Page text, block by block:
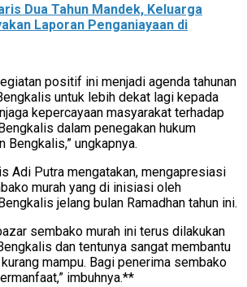
Dua Tahun Mandek, Keluarga
Laporan Penganiayaan di
positif ini menjadi agenda tahunan
untuk lebih dekat lagi kepada
kepercayaan masyarakat terhadap
dalam penegakan hukum
Bengkalis,” ungkapnya.
Adi Putra mengatakan, mengapresiasi
murah yang di inisiasi oleh
jelang bulan Ramadhan tahun ini.
sembako murah ini terus dilakukan
dan tentunya sangat membantu
mampu. Bagi penerima sembako
imbuhnya.**